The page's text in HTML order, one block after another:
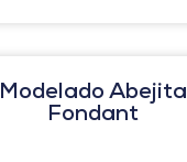
Modelado Abejita
Fondant